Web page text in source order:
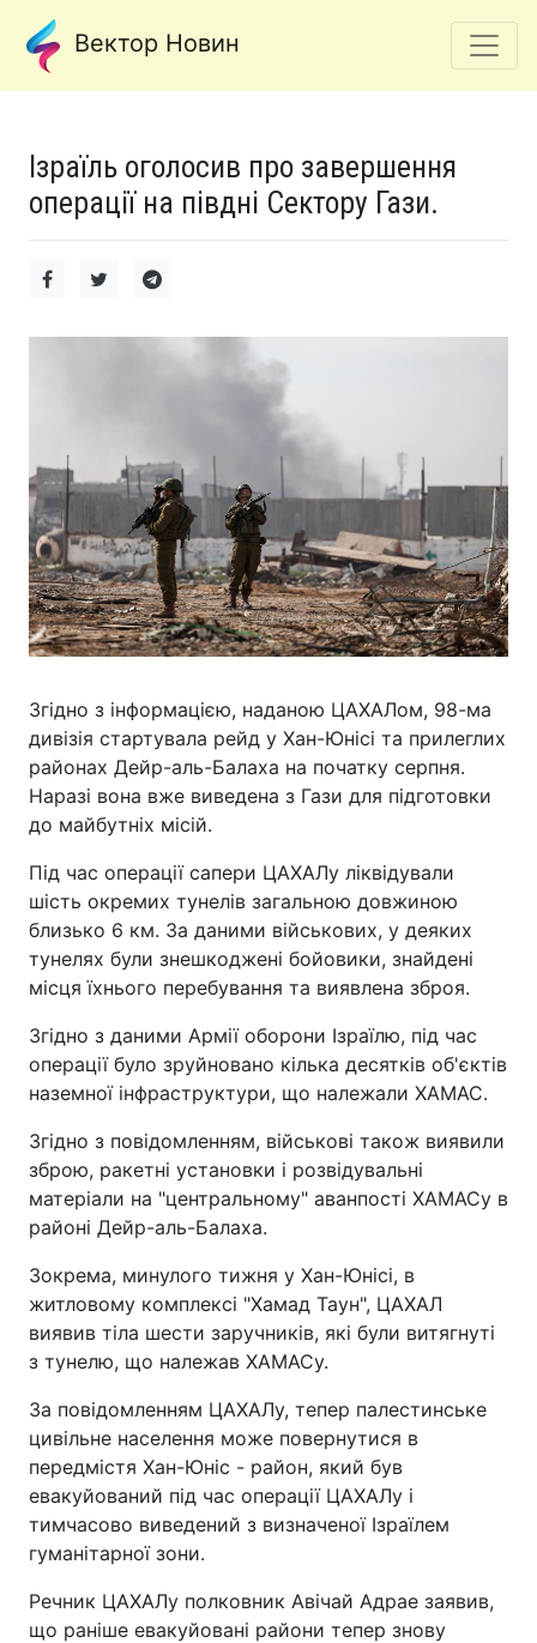
Вектор Новин
Ізраїль оголосив про завершення
операції на півдні Сектору Гази.
Згідно з інформацією, наданою ЦАХАЛом, 98-ма
дивізія стартувала рейд у Хан-Юнісі та прилеглих
районах Дейр-аль-Балаха на початку серпня.
Наразі вона вже виведена з Гази для підготовки
до майбутніх місій.
Під час операції сапери ЦАХАЛу ліквідували
шість окремих тунелів загальною довжиною
близько 6 км. За даними військових, у деяких
тунелях були знешкоджені бойовики, знайдені
місця їхнього перебування та виявлена зброя.
Згідно з даними Армії оборони Ізраїлю, під час
операції було зруйновано кілька десятків об'єктів
наземної інфраструктури, що належали ХАМАС.
Згідно з повідомленням, військові також виявили
зброю, ракетні установки і розвідувальні
матеріали на "центральному" аванпості ХАМАСу в
районі Дейр-аль-Балаха.
Зокрема, минулого тижня у Хан-Юнісі, в
житловому комплексі "Хамад Таун", ЦАХАЛ
виявив тіла шести заручників, які були витягнуті
з тунелю, що належав ХАМАСу.
За повідомленням ЦАХАЛу, тепер палестинське
цивільне населення може повернутися в
передмістя Хан-Юніс - район, який був
евакуйований під час операції ЦАХАЛу і
тимчасово виведений з визначеної Ізраїлем
гуманітарної зони.
Речник ЦАХАЛу полковник Авічай Адрае заявив,
що раніше евакуйовані райони тепер знову